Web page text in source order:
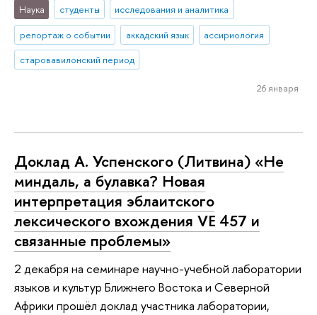
Наука студенты
исследования и аналитика
репортаж о событии
аккадский язык
ассириология
старовавилонский период
26 января
Доклад А. Успенского (Литвина) «Не
миндаль, а булавка? Новая
интерпретация эблаитского
лексического вхождения VE 457 и
связанные проблемы»
2 декабря на семинаре научно-учебной лаборатории
языков и культур Ближнего Востока и Северной
Африки прошёл доклад участника лаборатории,